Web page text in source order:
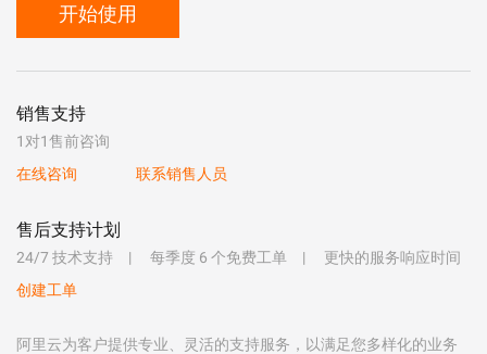
开始使用
销售支持
1对1售前咨询
在线咨询
联系销售人员
售后支持计划
24/7 技术支持 每季度 6 个免费工单
更快的服务响应时间
创建工单
阿里云为客户提供专业、灵活的支持服务，以满足您多样化的业务